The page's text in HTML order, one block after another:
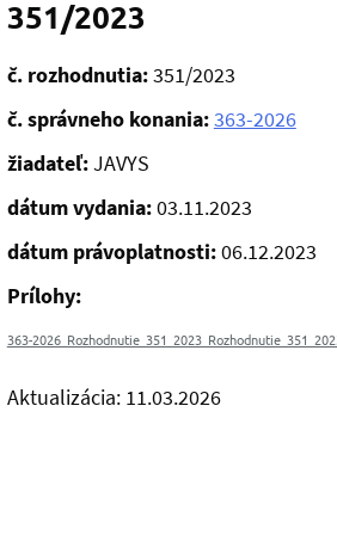
351/2023
č. rozhodnutia:351/2023
č. správneho konania:363-2026
žiadateľ:JAVYS
dátum vydania:03.11.2023
dátum právoplatnosti:06.12.2023
Prílohy:
363-
Aktualizácia: 11.03.2026